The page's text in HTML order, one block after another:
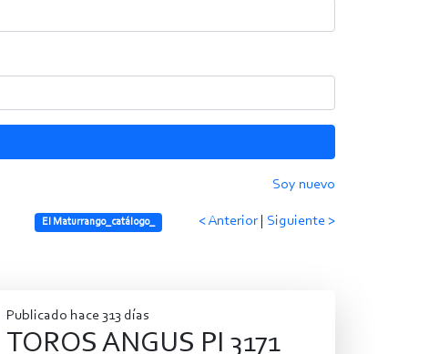
Soy nuevo
El Maturrango_catálogo_ < Anterior Siguiente >
Publicado hace 313 días
TOROS ANGUS PI 3171